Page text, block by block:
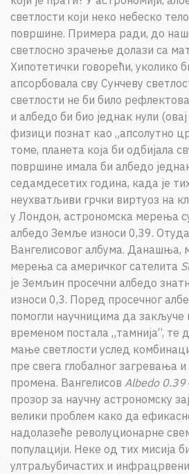
светлости који неко небеско
површине. Примера ради, до
светлосно зрачење долази са
Хипотетички говорећи, уколико
апсорбовала сву Cунчеву
светлости не би било
и албедо би био једнак нули
физици познат као „апсолутно
томе, планета која би одбијала
површине имала би албедо
седамдесетих година, када је
неухватљиви грчки виртуоз на
у Лондон, астрономска мерења
албедо Земље износи 0,39.
Вангелисовог албума. Данашња,
мерења са америчког сателита
је Земљин просечни албедо
износи 0,3. Поред просечног
помогли научницима да закључе
временом постала „тамнија“, те
мање светлости услед
пре свега глобалног загревања
промена. Вангелисов Albedo 0.39
прозор за научну астрономску
велики проблем како да
надолазеће револуционарне
популацији. Неке од тих мисија
ултраљубичастих и